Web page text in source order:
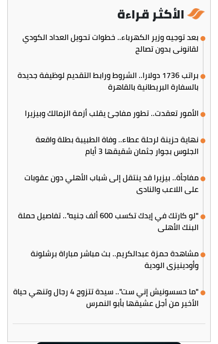
الأكثر قراءة
بعد توجيه وزير الكهرباء.. خطوات تحويل العداد الكودي
لقانوني بدون تصالح
براتب 1736 دولارا.. الشروط ورابط التقديم لوظيفة جديدة
بالسفارة البريطانية بالقاهرة
الأمور تعقدت.. تطور مفاجئ يقلب أزمة الزمالك وبيزيرا
نهاية حزينة لرحلة عطاء.. وفاة الطبيبة بطلة واقعة
الجلوس بجوار جثمان شقيقها 3 أيام
مفاجأة.. بيزيرا قد ينتقل إلى شباب الأهلي دون عقوبات
على اللاعب والنادي
"لو كارتك في إيدك تكسب 600 ألف جنيه".. تفاصيل حملة
البنك الأهلي
مشاهدة حمزة عبدالكريم.. بث مباشر مباراة برشلونة
وأودينيزي الودية
"ما حسسونيش إني ست".. سيدة تتزوج 4 رجال وتنهي حياة
الأخير من أجل عشيقها بأبو النمرس